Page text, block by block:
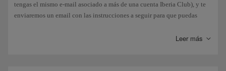
tengas el mismo e-mail asociado a más de una cuenta Iberia Club), y te
enviaremos un email con las instrucciones a seguir para que puedas
en un plazo de 3 horas, y que es conveniente que borres el historial y las
Leer más